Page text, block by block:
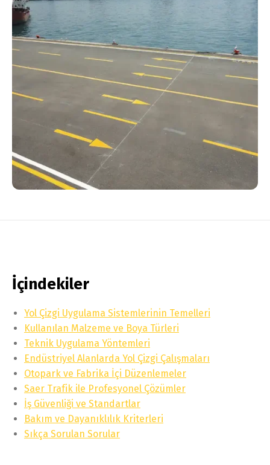
İçindekiler
Yol Çizgi Uygulama Sistemlerinin Temelleri
Kullanılan Malzeme ve Boya Türleri
Teknik Uygulama Yöntemleri
Endüstriyel Alanlarda Yol Çizgi Çalışmaları
Otopark ve Fabrika İçi Düzenlemeler
Saer Trafik ile Profesyonel Çözümler
İş Güvenliği ve Standartlar
Bakım ve Dayanıklılık Kriterleri
Sıkça Sorulan Sorular